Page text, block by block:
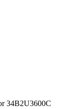
34B2U3600C